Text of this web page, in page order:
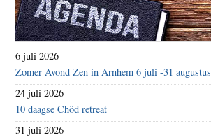
6 juli 2026
Zomer Avond Zen in Arnhem 6 juli -31 augustus
24 juli 2026
10 daagse Chöd retreat
31 juli 2026